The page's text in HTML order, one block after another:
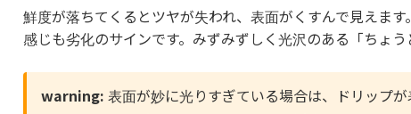
鮮度が落ちてくるとツヤが失われ、表面がくすんで見えま
感じも劣化のサインです。みずみずしく光沢のある「ちょう
warning: 表面が妙に光りすぎている場合は、ドリップ